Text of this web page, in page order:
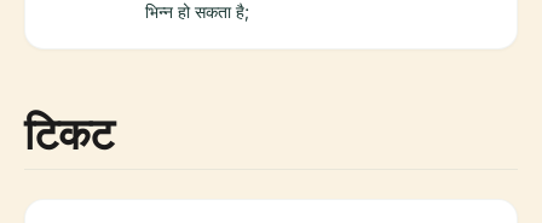
भिन्न हो सकता है;
टिकट